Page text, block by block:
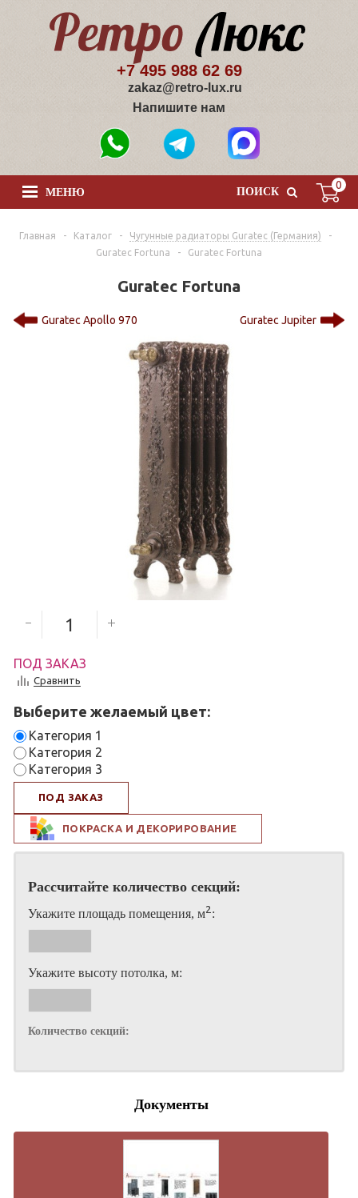
+7 495 988 62 69
zakaz@retro-lux.ru
Напишите нам
0
ПОИСК
МЕНЮ
Главная - Каталог - Чугунные радиаторы Guratec (Германия)
-
Guratec Fortuna
- Guratec Fortuna
Guratec Fortuna
Guratec Apollo 970 Guratec Jupiter
ПОД ЗАКАЗ
Сравнить
Выберите желаемый цвет:
Категория 1
Категория 2
Категория 3
ПОД ЗАКАЗ
ПОКРАСКА И ДЕКОРИРОВАНИЕ
Рассчитайте количество секций:
Укажите площадь помещения, м2 :
Укажите высоту потолка, м:
Количество секций:
Документы